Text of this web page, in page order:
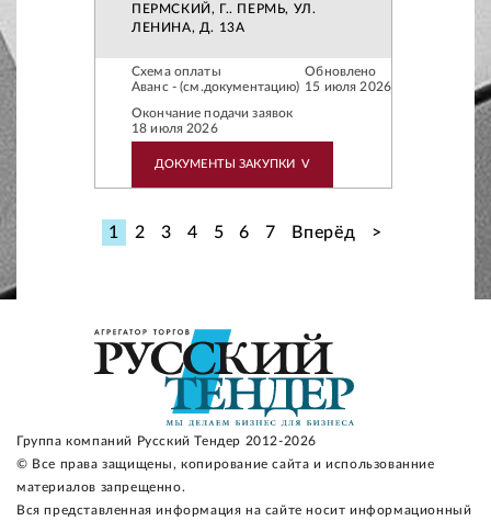
ПЕРМСКИЙ, Г.. ПЕРМЬ, УЛ.
ЛЕНИНА, Д. 13А
Схема оплаты
Аванс - (см.документацию)
Обновлено
15 июля 2026
Окончание подачи заявок
18 июля 2026
ДОКУМЕНТЫ ЗАКУПКИ V
1 2 3 4 5 6 7 Вперёд >
Группа компаний Русский Тендер 2012-2026
© Все права защищены, копирование сайта и использованние
материалов запрещенно.
Вся представленная информация на сайте носит информационный